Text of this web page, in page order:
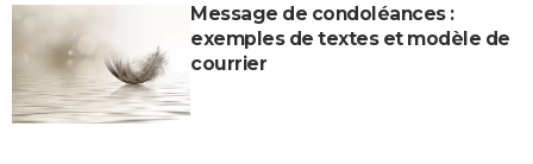
Message de condoléances :
exemples de textes et modèle de
courrier